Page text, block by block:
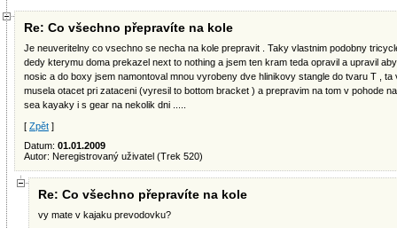
Re: Co všechno přepravíte na kole
Je neuveritelny co vsechno se necha na kole prepravit . Taky vlastnim podobny
dedy kterymu doma prekazel next to nothing a jsem ten kram teda opravil a upravil
nosic a do boxy jsem namontoval mnou vyrobeny dve hlinikovy stangle do tvaru T ,
musela otacet pri zataceni (vyresil to bottom bracket ) a prepravim na tom v pohode
sea kayaky i s gear na nekolik dni .....
[ Zpět ]
Datum: 01.01.2009
Autor: Neregistrovaný uživatel (Trek 520)
Re: Co všechno přepravíte na kole
vy mate v kajaku prevodovku?